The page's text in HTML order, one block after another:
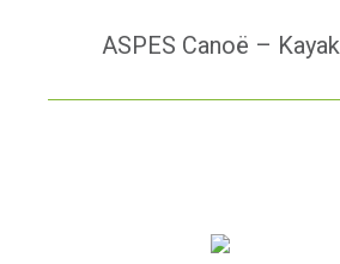
ASPES Canoë – Kayak